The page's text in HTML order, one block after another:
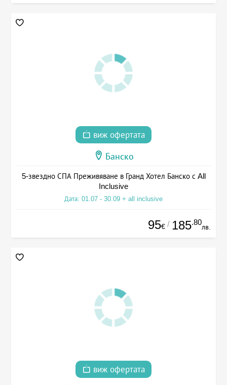
виж офертата
Банско
5-звездно СПА Преживяване в Гранд Хотел Банско с All
Inclusive
Дата: 01.07 - 30.09 + all inclusive
95€ / 185.80
лв.
виж офертата